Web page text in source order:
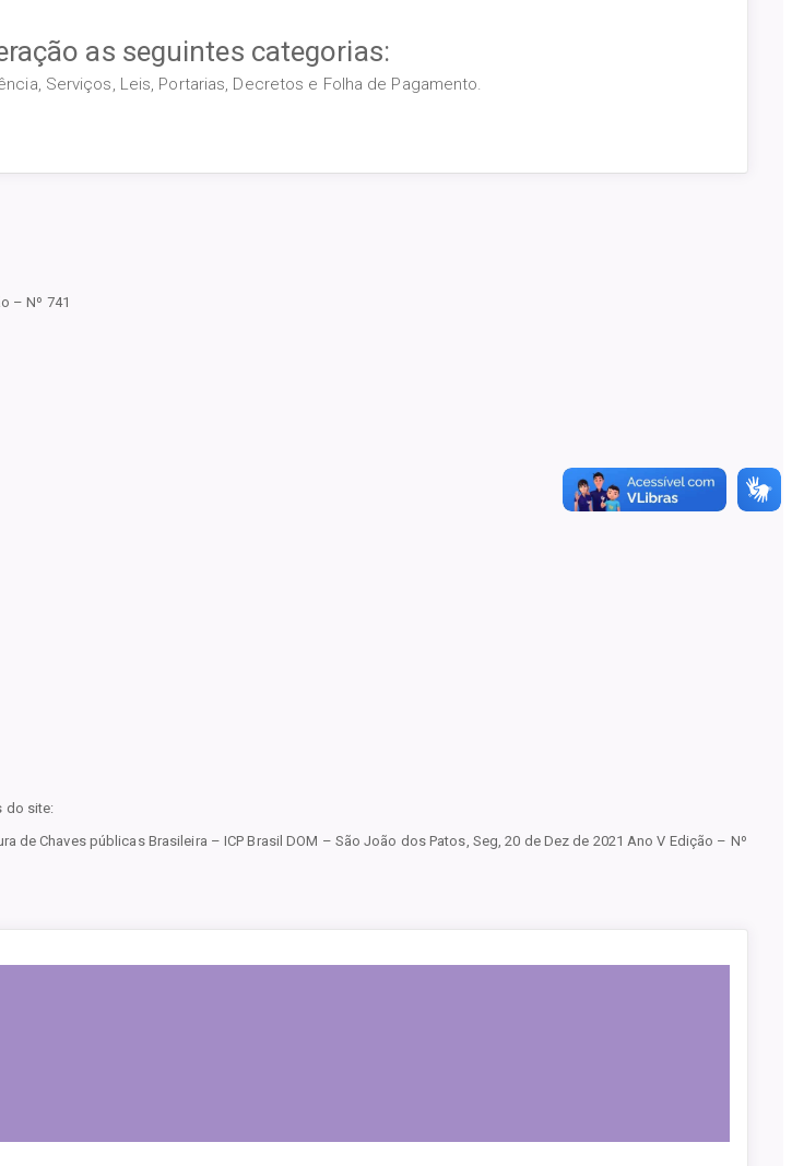
as seguintes categorias:
Serviços, Leis, Portarias, Decretos e Folha de Pagamento.
– Nº 741
do site:
Chaves públicas Brasileira – ICP Brasil DOM – São João dos Patos, Seg, 20 de Dez de 2021 Ano V Edição – Nº